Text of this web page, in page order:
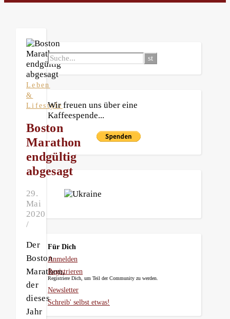
Leben
&
Lifestyle
Boston
Marathon
endgültig
abgesagt
29.
Mai
2020
/
Der
Boston
Marathon,
der
dieses
Jahr
Wir freuen uns über eine
Kaffeespende...
Für Dich
Anmelden
Registrieren
Registriere Dich, um Teil der Community zu werden.
Newsletter
Schreib' selbst etwas!